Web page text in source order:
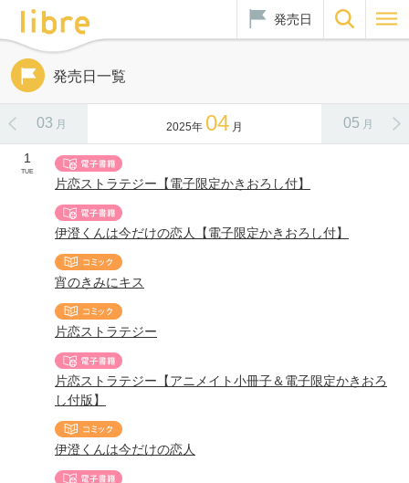
発売日
発売日一覧
03 月 05 月
2025年 04 月
1
TUE
片恋ストラテジー【電子限定かきおろし付】
伊澄くんは今だけの恋人【電子限定かきおろし付】
宵のきみにキス
片恋ストラテジー
片恋ストラテジー【アニメイト小冊子＆電子限定かきおろ
し付版】
伊澄くんは今だけの恋人